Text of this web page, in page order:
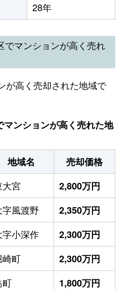
28年
でマンションが高く売れ
が高く売却された地域で
マンションが高く売れた地
地域名
売却価格
大宮
2,800万円
字風渡野
2,350万円
字小深作
2,300万円
崎町
2,300万円
町
1,800万円